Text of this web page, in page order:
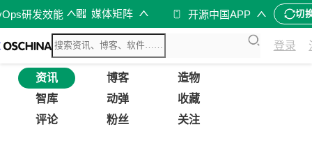
研发效能 媒体矩阵 开源中国APP 切
登录
资讯 博客
造物
智库
动弹
收藏
评论
粉丝 关注